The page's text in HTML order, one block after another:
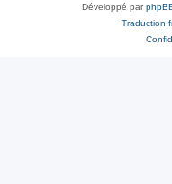
Développé par
Traduction